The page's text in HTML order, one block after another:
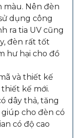
màu. Nên đèn
dụng công
ra tia UV cũng
đèn rất tốt
hư hại cho đồ
và thiết kế
kế mới.
dây thả, tăng
cho đèn có
có độ cao